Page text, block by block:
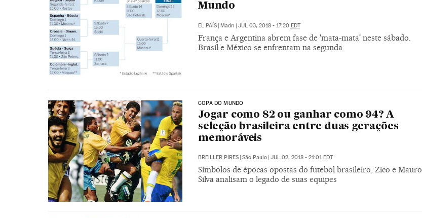
Mundo
EL PAÍS | Madri | JUL 03, 2018 - 17:20 EDT
França e Argentina abrem fase de 'mata-mata' neste sábado.
Brasil e México se enfrentam na segunda
COPA DO MUNDO
Jogar como 82 ou ganhar como 94? A
seleção brasileira entre duas gerações
memoráveis
BREILLER PIRES | São Paulo | JUL 02, 2018 - 21:01EDT
Símbolos de épocas opostas do futebol brasileiro, Zico e Mauro
Silva analisam o legado de suas equipes